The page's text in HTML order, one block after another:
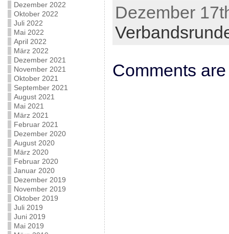
Dezember 2022
Oktober 2022
Juli 2022
Mai 2022
April 2022
März 2022
Dezember 2021
November 2021
Oktober 2021
September 2021
August 2021
Mai 2021
März 2021
Februar 2021
Dezember 2020
August 2020
März 2020
Februar 2020
Januar 2020
Dezember 2019
November 2019
Oktober 2019
Juli 2019
Juni 2019
Mai 2019
Dezember
Comments